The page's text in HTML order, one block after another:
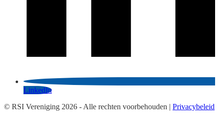
LinkedIn
© RSI Vereniging 2026 - Alle rechten voorbehouden | Privacybeleid